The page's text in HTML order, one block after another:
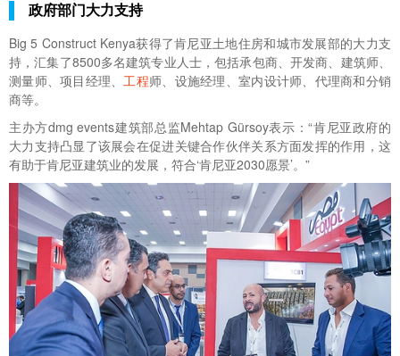
政府部门大力支持
Big 5 Construct Kenya获得了肯尼亚土地住房和城市发展部的大力支
持，汇集了8500多名建筑专业人士，包括承包商、开发商、建筑师、
测量师、项目经理、工程师、设施经理、室内设计师、代理商和分销
商等。
主办方dmg events建筑部总监Mehtap Gürsoy表示：“肯尼亚政府的
大力支持凸显了该展会在促进关键合作伙伴关系方面发挥的作用，这
有助于肯尼亚建筑业的发展，符合‘肯尼亚2030愿景’。”